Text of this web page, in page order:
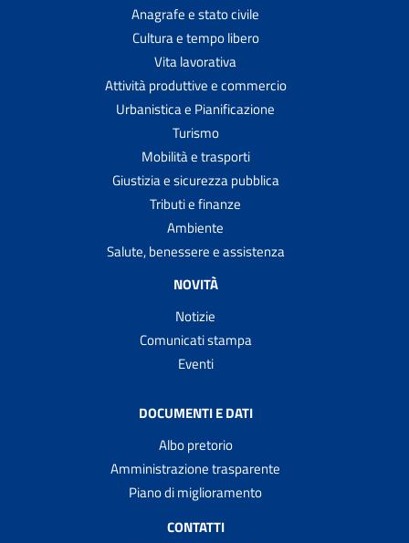
Anagrafe e stato civile
Cultura e tempo libero
Vita lavorativa
Attività produttive e commercio
Urbanistica e Pianificazione
Turismo
Mobilità e trasporti
Giustizia e sicurezza pubblica
Tributi e finanze
Ambiente
Salute, benessere e assistenza
NOVITÀ
Notizie
Comunicati stampa
Eventi
DOCUMENTI E DATI
Albo pretorio
Amministrazione trasparente
Piano di miglioramento
CONTATTI